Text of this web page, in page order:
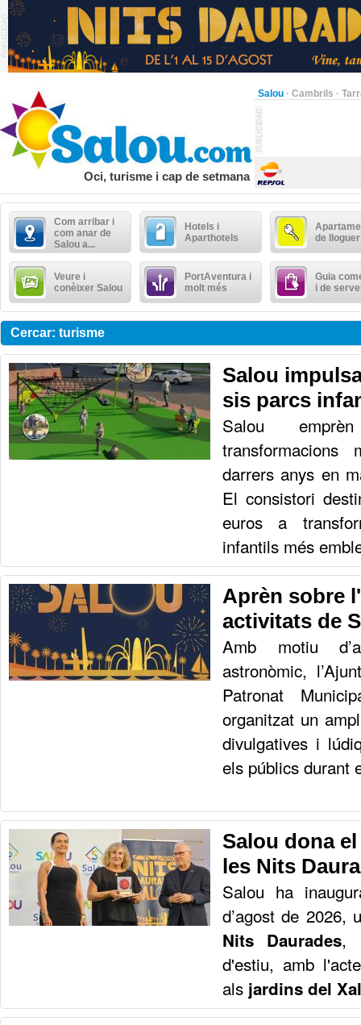
Salou · Cambrils ·
Oci, turisme i cap de setmana
Com arribar i
com anar de
Salou a...
Hotels i
Aparthotels
de lloguer
Veure i
conèixer Salou
PortAventura i
molt més
Guia
i de
Cercar: turisme
Salou
sis parcs
Salou
transformacions
darrers anys en
El consistori
euros a
infantils més
Aprèn sobre
activitats de
Amb motiu
astronòmic,
Patronat
organitzat un
divulgatives i
els públics durant
Salou dona
les Nits
Salou ha
d’agost de 2026,
Nits Daurades,
d'estiu, amb
als jardins del